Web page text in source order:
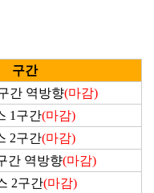
구간
간 역방향(마감)
1구간(마감)
2구간(마감)
간 역방향(마감)
2구간(마감)